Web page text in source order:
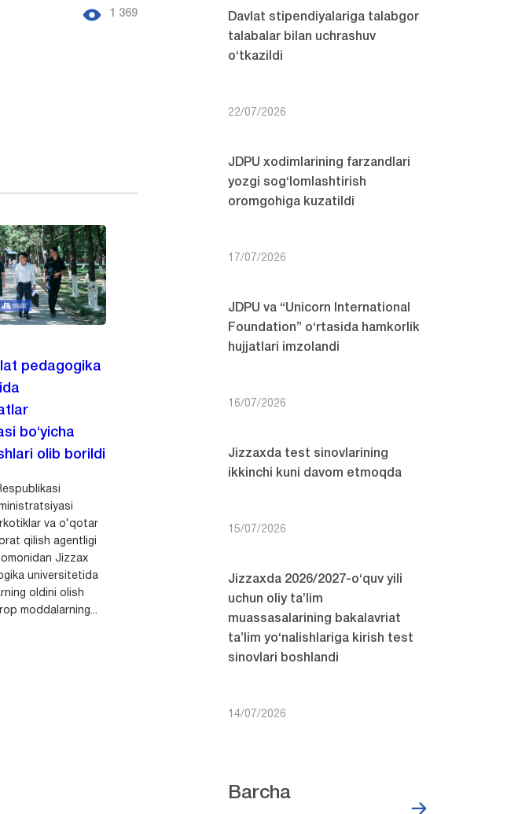
1 369
pedagogika
bo‘yicha
olib borildi
va o‘qotar
qilish agentligi
Jizzax
universitetida
oldini olish
moddalarning...
Davlat stipendiyalariga talabgor
talabalar bilan uchrashuv
o‘tkazildi
22/07/2026
JDPU xodimlarining farzandlari
yozgi sog‘lomlashtirish
oromgohiga kuzatildi
17/07/2026
JDPU va “Unicorn International
Foundation” o‘rtasida hamkorlik
hujjatlari imzolandi
16/07/2026
Jizzaxda test sinovlarining
ikkinchi kuni davom etmoqda
15/07/2026
Jizzaxda 2026/2027-o‘quv yili
uchun oliy ta’lim
muassasalarining bakalavriat
ta’lim yo‘nalishlariga kirish test
sinovlari boshlandi
14/07/2026
Barcha